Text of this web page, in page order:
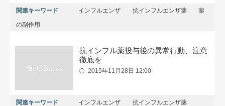
関連キーワード インフルエンザ 抗インフルエンザ薬
薬
の副作用
抗インフル薬投与後の異常行動、注意
徹底を
2015年11月28日 12:00
関連キーワード インフルエンザ 抗インフルエンザ薬